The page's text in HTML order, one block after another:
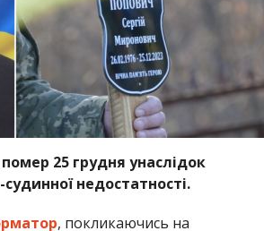
25 грудня унаслідок
судинної недостатності.
, покликаючись на